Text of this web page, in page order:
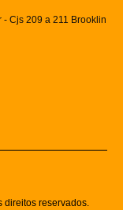
Cjs 209 a 211 Brooklin
reservados.